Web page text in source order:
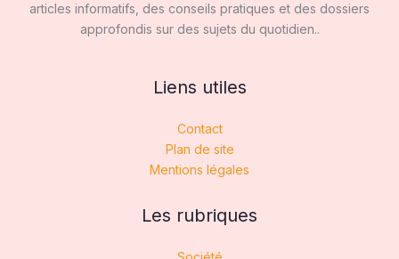
articles informatifs, des conseils pratiques et des dossiers
approfondis sur des sujets du quotidien..
Liens utiles
Contact
Plan de site
Mentions légales
Les rubriques